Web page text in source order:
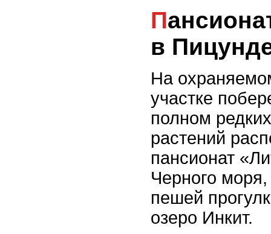
Пансионат «Литфонд»
в
На
участке
полном редких
растений
пансионат
Черного
пешей
озеро Инкит.